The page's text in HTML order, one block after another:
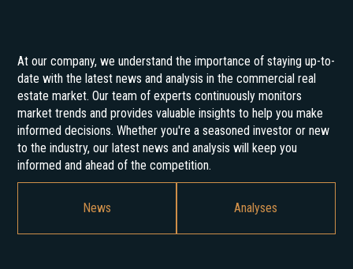
At our company, we understand the importance of staying up-to-
date with the latest news and analysis in the commercial real
estate market. Our team of experts continuously monitors
market trends and provides valuable insights to help you make
informed decisions. Whether you're a seasoned investor or new
to the industry, our latest news and analysis will keep you
informed and ahead of the competition.
News Analyses